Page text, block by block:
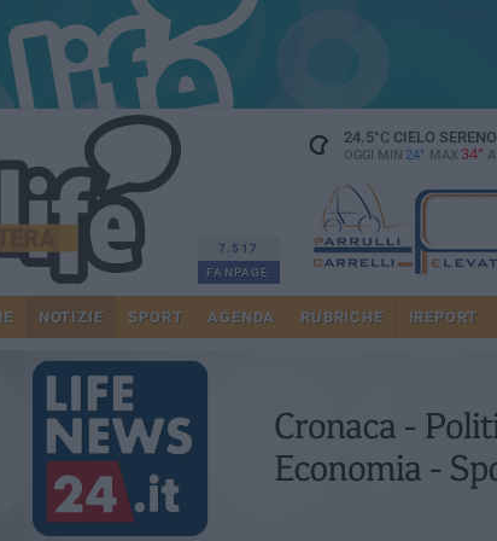
7.517
FANPAGE
24.5°CCIELO SERENO
OGGI MIN 24° MAX 34° A
NOTIZIE SPORT AGENDA RUBRICHE IREPORT